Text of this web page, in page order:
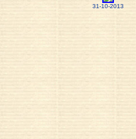
31-10-2013